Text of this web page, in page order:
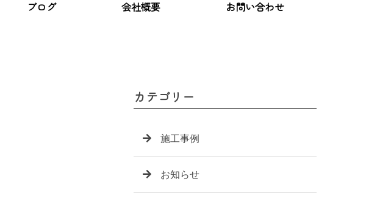
ブログ 会社概要 お問い合わせ
カテゴリー
施工事例
お知らせ